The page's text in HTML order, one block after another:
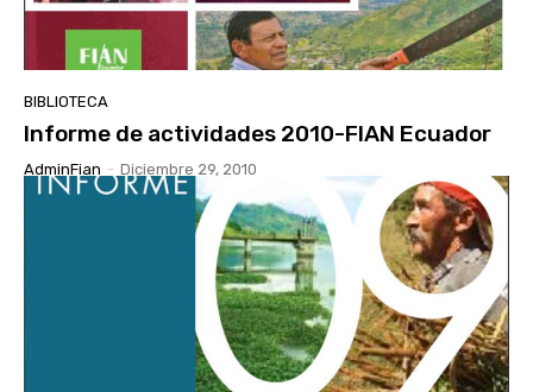
BIBLIOTECA
Informe de actividades 2010-FIAN Ecuador
AdminFian - Diciembre 29, 2010